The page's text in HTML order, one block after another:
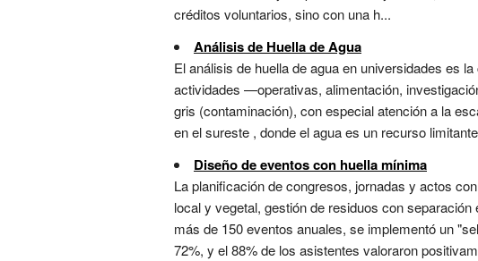
créditos voluntarios, sino con una h...
Análisis de Huella de Agua
El análisis de huella de agua en universidades es
actividades —operativas, alimentación,
gris (contaminación), con especial atención a la
en el sureste , donde el agua es un recurso
Diseño de eventos con huella mínima
La planificación de congresos, jornadas y actos
local y vegetal, gestión de residuos con
más de 150 eventos anuales, se implementó un
72%, y el 88% de los asistentes valoraron